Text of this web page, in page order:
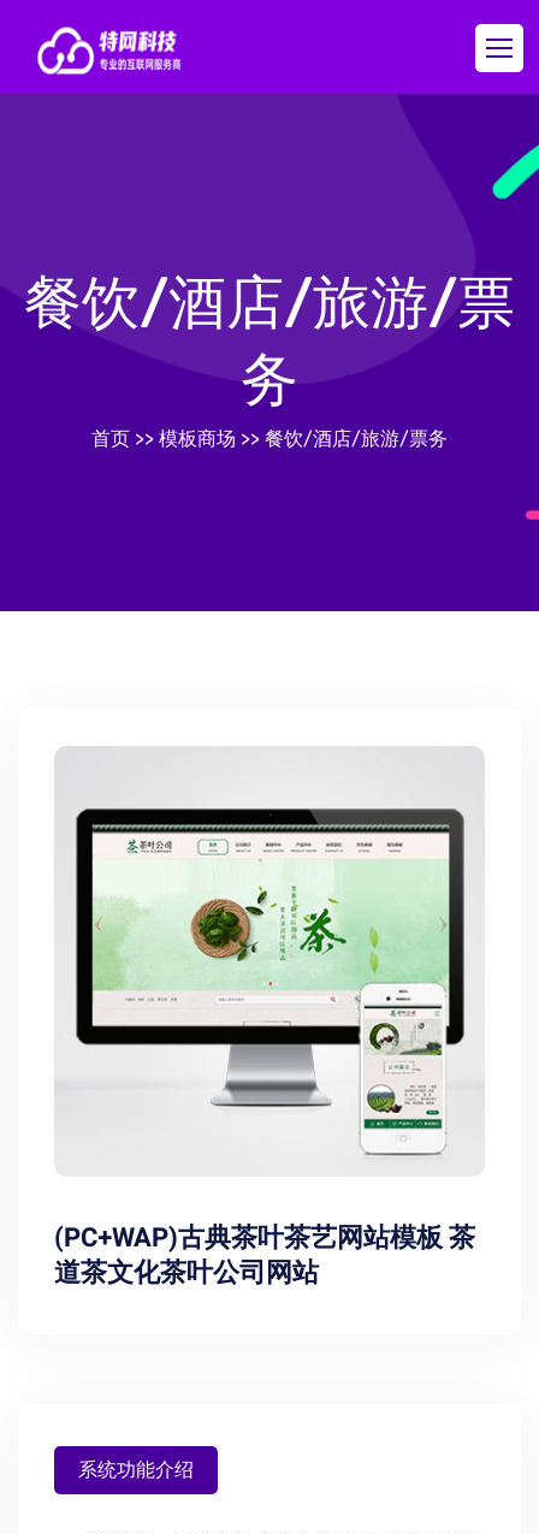
餐饮/酒店/旅游/票
务
首页 >> 模板商场 >> 餐饮/酒店/旅游/票务
(PC+WAP)古典茶叶茶艺网站模板 茶
道茶文化茶叶公司网站
系统功能介绍